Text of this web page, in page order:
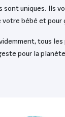
uniques. Ils
bébé et pour
tous
pour la